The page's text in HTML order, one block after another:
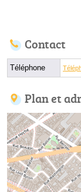
Contact
Téléphone
Plan et